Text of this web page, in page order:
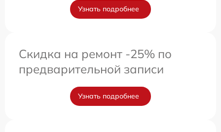
Узнать подробнее
Скидка на ремонт -25% по
предварительной записи
Узнать подробнее